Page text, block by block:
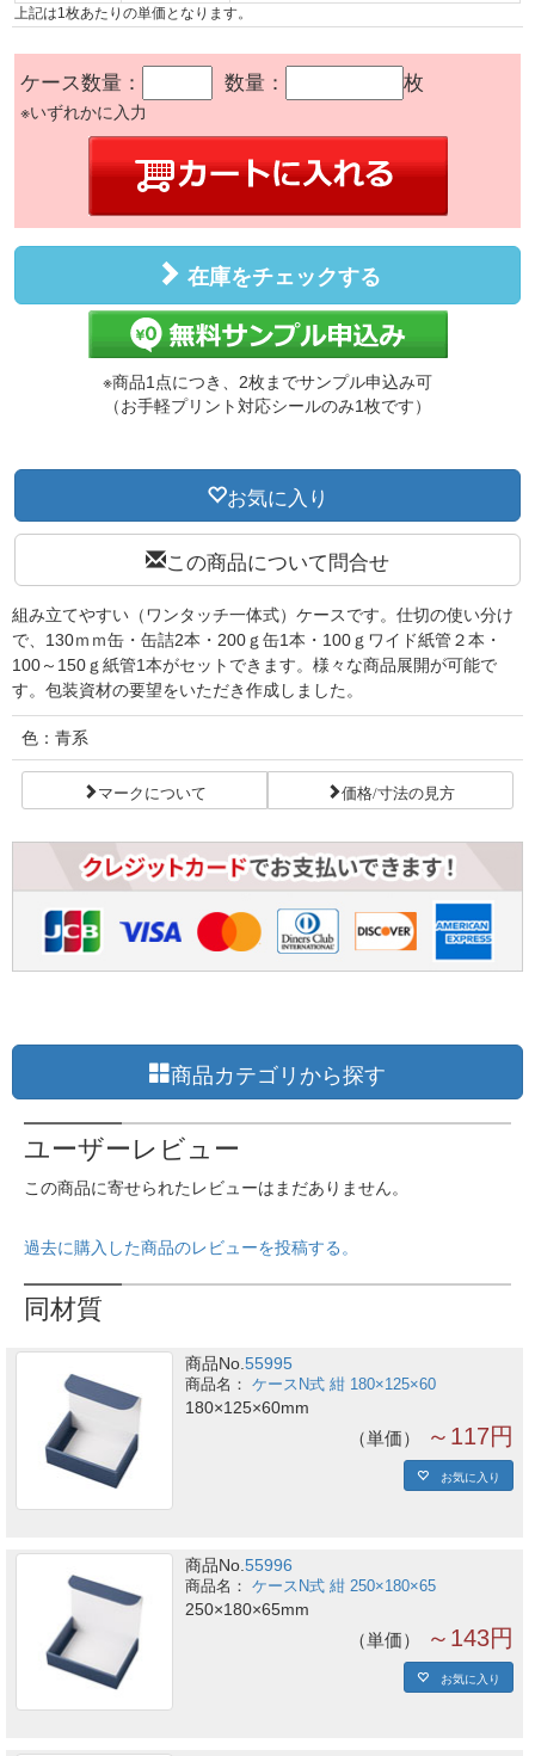
上記は1枚あたりの単価となります。
ケース数量： 数量： 枚
※いずれかに入力
在庫をチェックする
※商品1点につき、2枚までサンプル申込み可
（お手軽プリント対応シールのみ1枚です）
お気に入り
この商品について問合せ
組み立てやすい（ワンタッチ一体式）ケースです。仕切の使い分け
で、130ｍｍ缶・缶詰2本・200ｇ缶1本・100ｇワイド紙管２本・
100～150ｇ紙管1本がセットできます。様々な商品展開が可能で
す。包装資材の要望をいただき作成しました。
色：青系
マークについて 価格/寸法の見方
商品カテゴリから探す
ユーザーレビュー
この商品に寄せられたレビューはまだありません。
過去に購入した商品のレビューを投稿する。
同材質
商品No.55995
ケースN式 紺 180×125×60
180×125×60mm
単価 ～117円
お気に入り
商品No.55996
ケースN式 紺 250×180×65
250×180×65mm
単価 ～143円
お気に入り